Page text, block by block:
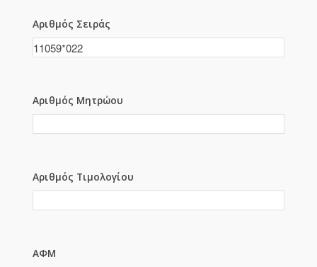
Αριθμός Σειράς
Αριθμός Μητρώου
Αριθμός Τιμολογίου
ΑΦΜ